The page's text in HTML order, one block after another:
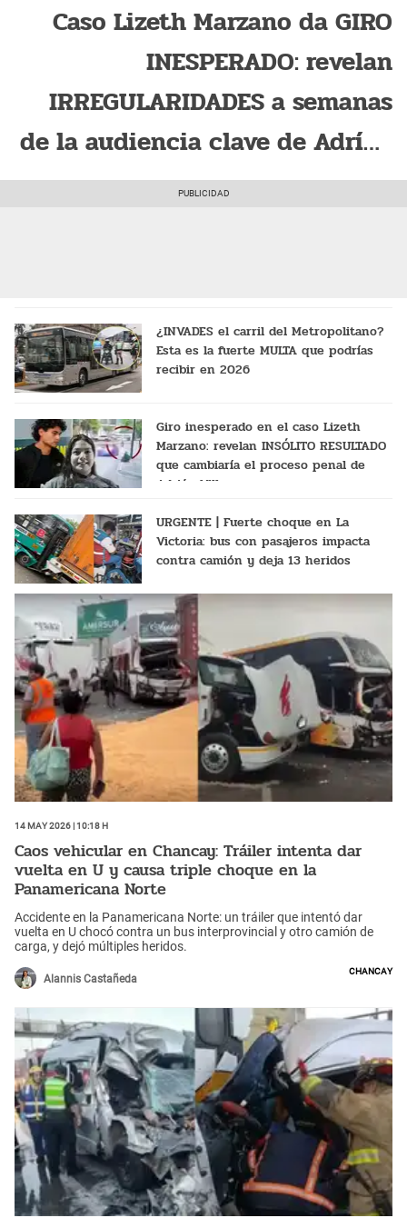
Caso Lizeth Marzano da GIRO
INESPERADO: revelan
IRREGULARIDADES a semanas
de la audiencia clave de Adrían
Villar
¿INVADES el carril del Metropolitano?
Esta es la fuerte MULTA que podrías
recibir en 2026
Giro inesperado en el caso Lizeth
Marzano: revelan INSÓLITO RESULTADO
que cambiaría el proceso penal de
Adrián Villar
URGENTE | Fuerte choque en La
Victoria: bus con pasajeros impacta
contra camión y deja 13 heridos
14 May 2026 | 10:18 h
Caos vehicular en Chancay: Tráiler intenta dar
vuelta en U y causa triple choque en la
Panamericana Norte
Accidente en la Panamericana Norte: un tráiler que intentó dar
vuelta en U chocó contra un bus interprovincial y otro camión de
carga, y dejó múltiples heridos.
Alannis Castañeda
Chancay